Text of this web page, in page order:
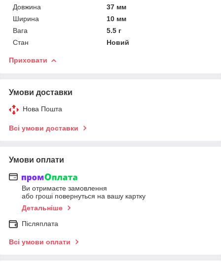
Довжина
37 мм
Ширина
10 мм
Вага
5.5 г
Стан
Новий
Приховати
Умови доставки
Нова Пошта
Всі умови доставки
Умови оплати
Ви отримаєте замовлення
або гроші повернуться на вашу картку
Детальніше
Післяплата
Всі умови оплати